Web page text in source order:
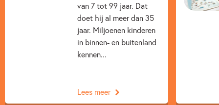
Vriendschap
Paul van Loon
van 7 tot 99 jaar. Dat
doet hij al meer dan 35
jaar. Miljoenen kinderen
in binnen- en buitenland
kennen...
Lees meer